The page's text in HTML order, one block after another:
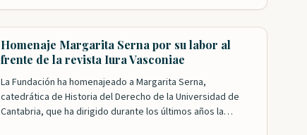
Roldán Jimeno, contó con…
Homenaje Margarita Serna por su labor al
frente de la revista Iura Vasconiae
La Fundación ha homenajeado a Margarita Serna,
catedrática de Historia del Derecho de la Universidad de
Cantabria, que ha dirigido durante los últimos años la